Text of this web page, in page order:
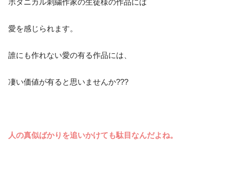
ボタニカル刺繍作家の生徒様の作品には
愛を感じられます。
誰にも作れない愛の有る作品には、
凄い価値が有ると思いませんか???
人の真似ばかりを追いかけても駄目なんだよね。